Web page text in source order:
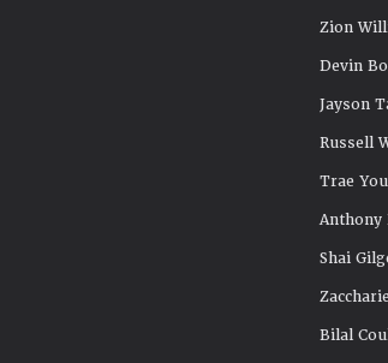
Zion
Devin
Jayson
Russell
Trae
Anthony
Shai
Bilal